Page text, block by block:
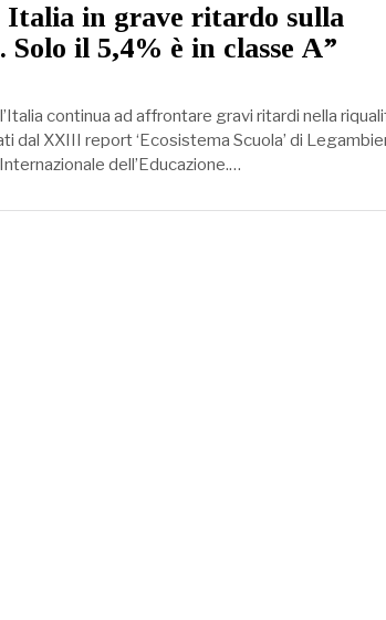
Italia in grave ritardo sulla
il 5,4% è in classe A”
continua ad affrontare gravi ritardi nella
dal XXIII report ‘Ecosistema Scuola’ di
dell’Educazione.…